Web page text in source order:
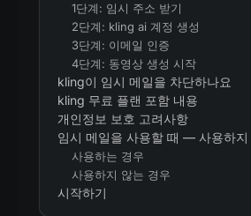
1단계: 임시 주소 받기
2단계: kling ai 계정 생성
3단계: 이메일 인증
4단계: 동영상 생성 시작
kling이 임시 메일을 차단하나요
kling 무료 플랜 포함 내용
개인정보 보호 고려사항
임시 메일을 사용할 때 — 사용하지
사용하는 경우
사용하지 않는 경우
시작하기